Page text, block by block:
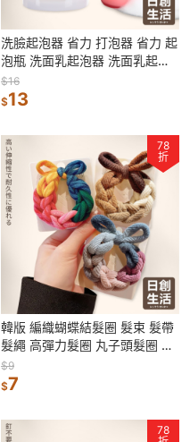
洗臉起泡器 省力 打泡器 省力 起
泡瓶 洗面乳起泡器 洗面乳起泡
器 拍拍 泡沫瓶 洗面奶起泡
$16
$13
78
折
韓版 編織蝴蝶結髮圈 髮束 髮帶
髮繩 高彈力髮圈 丸子頭髮圈 加
粗編織髮圈 髮飾 蝴蝶結 髮圈
$9
$7
78